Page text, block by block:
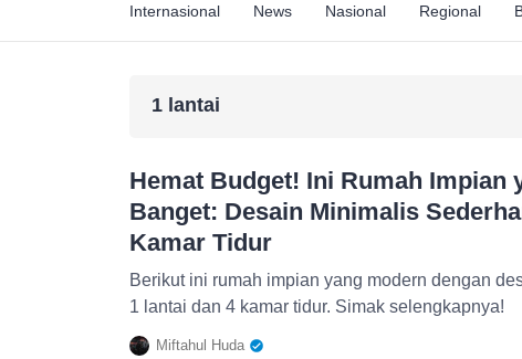
Internasional News Nasional Regional
1 lantai
Hemat Budget! Ini Rumah Impian
Banget: Desain Minimalis
Kamar Tidur
Berikut ini rumah impian yang modern dengan
1 lantai dan 4 kamar tidur. Simak selengkapnya!
Miftahul Huda